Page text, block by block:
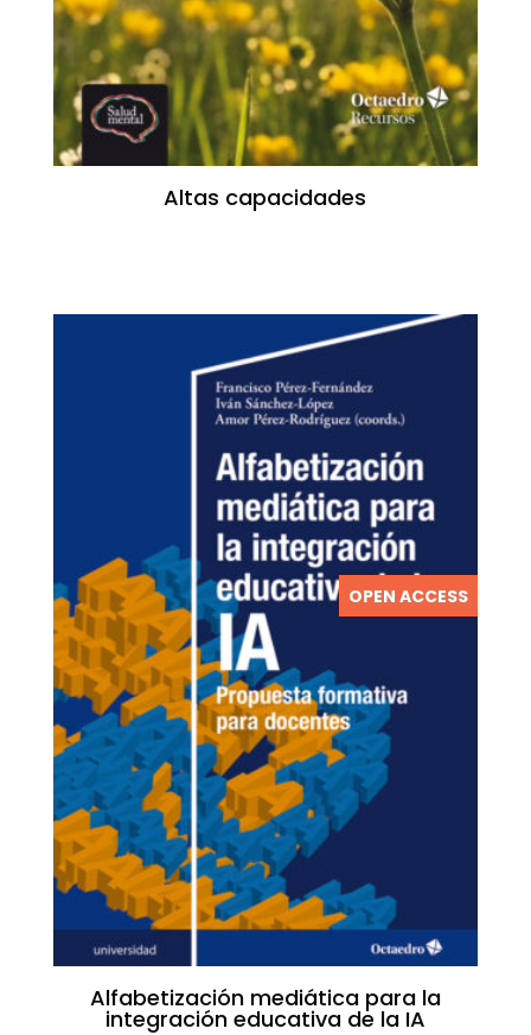
Altas capacidades
OPEN ACCESS
Alfabetización mediática para la
integración educativa de la IA